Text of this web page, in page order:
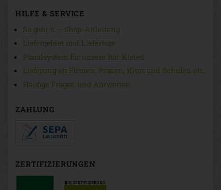
HILFE & SERVICE
So geht 's — Shop-Anleitung
Liefergebiet und Liefertage
Pfandsystem für unsere Bio-Kisten
Lieferung an Firmen, Praxen, Kitas und Schulen etc.
Häufige Fragen und Antworten
ZAHLUNG
ZERTIFIZIERUNGEN